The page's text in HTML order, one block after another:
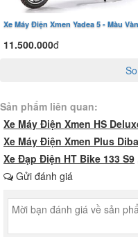
Xe Máy Điện Xmen Yadea 5 - Màu
11.500.000đ
Sản phẩm liên quan:
Xe Máy Điện Xmen HS
Xe Máy Điện Xmen Plus
Xe Đạp Điện HT Bike 133 S9
Gửi đánh giá